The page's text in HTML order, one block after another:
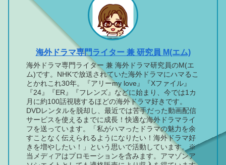
海外ドラマ専門ライター 兼 研究員 M(エム)
海外ドラマ専門ライター 兼 海外ドラマ研究員のM(エ
ム)です。NHKで放送されていた海外ドラマにハマるこ
とかれこれ30年。『アリーmy love』『Xファイル』
『24』『ER』『フレンズ』などに始まり、今では1カ
月に約100話視聴するほどの海外ドラマ好きです。
DVDレンタルを脱却し、最近では苦手だった動画配信
サービスを使えるまでに成長！快適な海外ドラマライ
フを送っています。「私がハマったドラマの魅力を余
すことなく伝えられるようになりたい！海外ドラマ好
きを増やしたい！」という思いで活動しています。※
当メディアはプロモーションを含みます。アマゾンア